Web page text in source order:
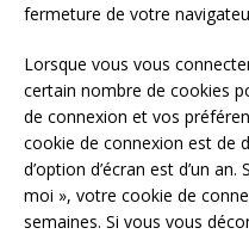
fermeture de votre
Lorsque vous vous
certain nombre de cookies
de connexion et vos
cookie de connexion est de
d’option d’écran est d’un
moi », votre cookie de
semaines. Si vous vous